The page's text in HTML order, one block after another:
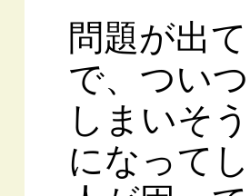
問題が出
で、つい
しまいそ
になって